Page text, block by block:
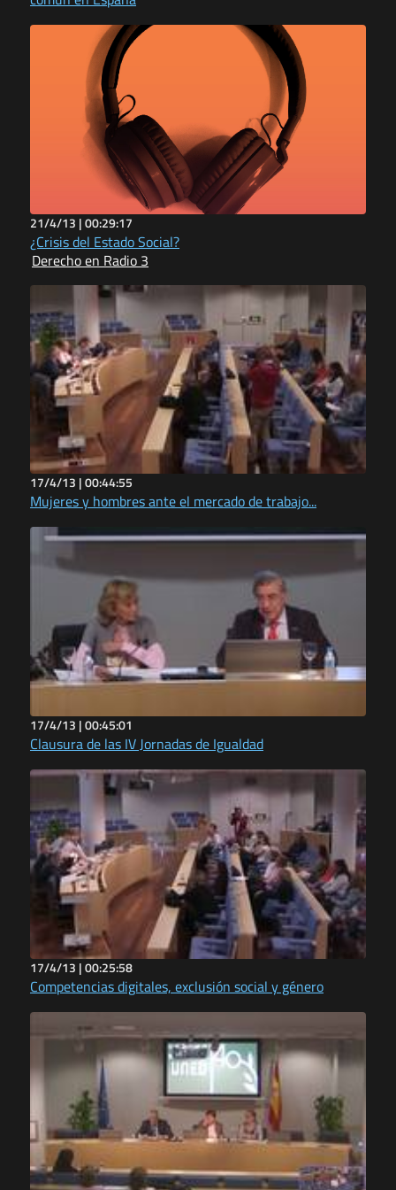
21/4/13 |00:29:17
¿Crisis del Estado Social?
Derecho en Radio 3
17/4/13 |00:44:55
Mujeres y hombres ante el mercado de trabajo...
17/4/13 |00:45:01
Clausura de las IV Jornadas de Igualdad
17/4/13 |00:25:58
Competencias digitales, exclusión social y género